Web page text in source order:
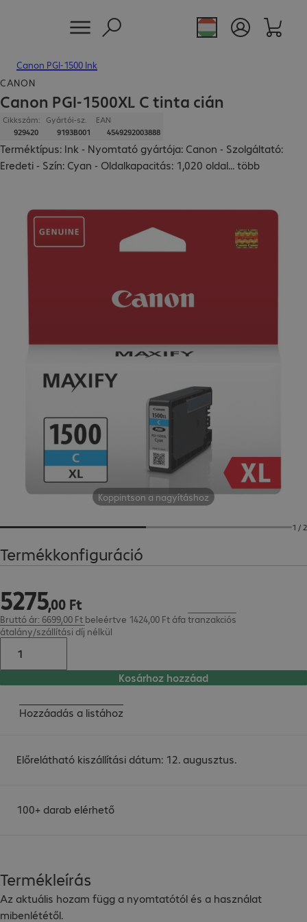
Canon PGI-1500 Ink
Koppintson a nagyításhoz
1 / 2
CANON
Canon PGI-1500XL C tinta cián
Cikkszám:
929420
Gyártói-sz.
9193B001
EAN
4549292003888
Terméktípus: Ink - Nyomtató gyártója: Canon - Szolgáltató:
Eredeti - Szín: Cyan - Oldalkapacitás: 1,020 oldal...több
Termékkonfiguráció
5275,00 Ft
5275,00 Ft
Bruttó ár: 6699,00 Ft beleértve 1424,00 Ft áfa tranzakciós
átalány/szállítási díj nélkül
Kosárhoz hozzáad
Hozzáadás a listához
Előrelátható kiszállítási dátum: 12. augusztus.
100+ darab elérhető
Termékleírás
Az aktuális hozam függ a nyomtatótól és a használat
mibenlététől.